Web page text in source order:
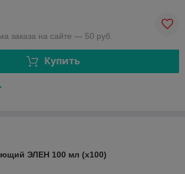
заказа на сайте — 50 руб.
Купить
ЭЛЕН 100 мл (х100)